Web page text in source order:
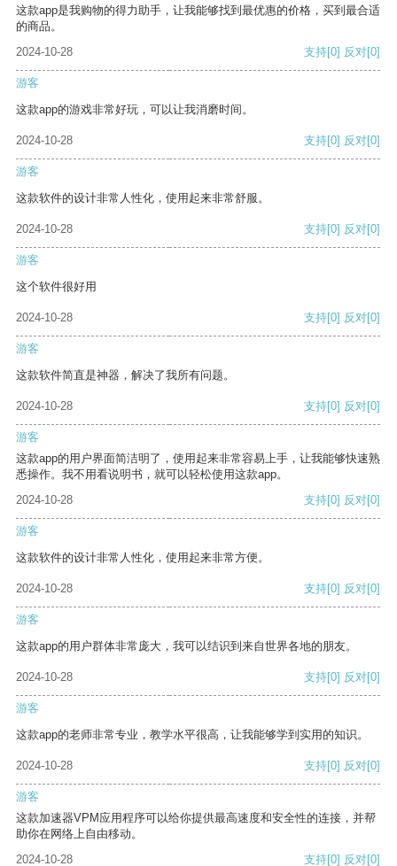
这款app是我购物的得力助手，让我能够找到最优惠的价格，买到最合适
的商品。
2024-10-28
支持[0] 反对[0]
游客
这款app的游戏非常好玩，可以让我消磨时间。
2024-10-28 支持[0] 反对[0]
游客
这款软件的设计非常人性化，使用起来非常舒服。
2024-10-28 支持[0] 反对[0]
游客
这个软件很好用
2024-10-28 支持[0] 反对[0]
游客
这款软件简直是神器，解决了我所有问题。
2024-10-28 支持[0] 反对[0]
游客
这款app的用户界面简洁明了，使用起来非常容易上手，让我能够快速熟
悉操作。我不用看说明书，就可以轻松使用这款app。
2024-10-28
支持[0] 反对[0]
游客
这款软件的设计非常人性化，使用起来非常方便。
2024-10-28 支持[0] 反对[0]
游客
这款app的用户群体非常庞大，我可以结识到来自世界各地的朋友。
2024-10-28 支持[0] 反对[0]
游客
这款app的老师非常专业，教学水平很高，让我能够学到实用的知识。
2024-10-28 支持[0] 反对[0]
游客
这款加速器VPM应用程序可以给你提供最高速度和安全性的连接，并帮
助你在网络上自由移动。
2024-10-28
支持[0] 反对[0]